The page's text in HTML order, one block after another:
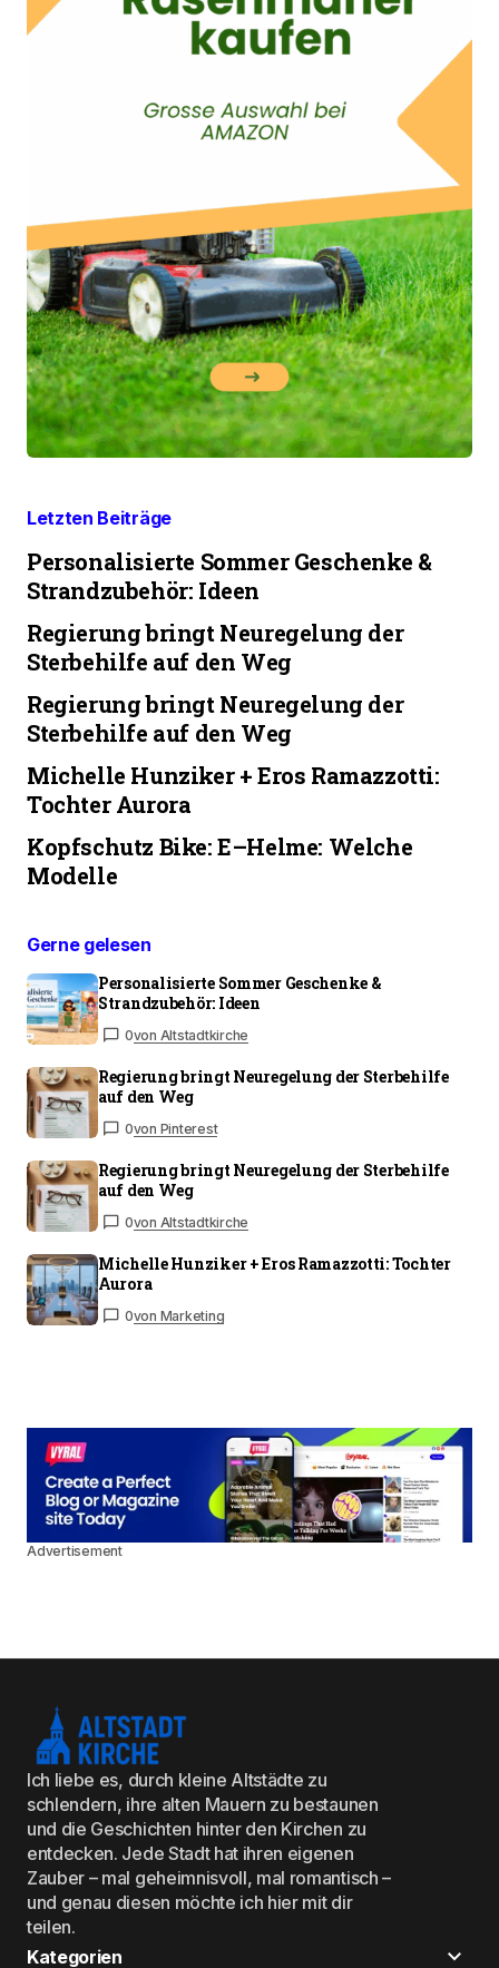
Letzten Beiträge
Personalisierte Sommer Geschenke &
Strandzubehör: Ideen
Regierung bringt Neuregelung der
Sterbehilfe auf den Weg
Regierung bringt Neuregelung der
Sterbehilfe auf den Weg
Michelle Hunziker + Eros Ramazzotti:
Tochter Aurora
Kopfschutz Bike: E–Helme: Welche
Modelle
Gerne gelesen
Personalisierte Sommer Geschenke &
Strandzubehör: Ideen
0von Altstadtkirche
Regierung bringt Neuregelung der Sterbehilfe
auf den Weg
0von Pinterest
Regierung bringt Neuregelung der Sterbehilfe
auf den Weg
0von Altstadtkirche
Michelle Hunziker + Eros Ramazzotti: Tochter
Aurora
0von Marketing
Advertisement
Ich liebe es, durch kleine Altstädte zu
schlendern, ihre alten Mauern zu bestaunen
und die Geschichten hinter den Kirchen zu
entdecken. Jede Stadt hat ihren eigenen
Zauber – mal geheimnisvoll, mal romantisch –
und genau diesen möchte ich hier mit dir
teilen.
Kategorien